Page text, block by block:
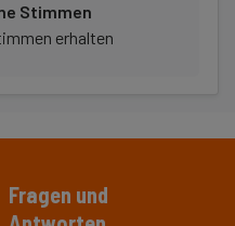
Stimmen
erhalten
Fragen und